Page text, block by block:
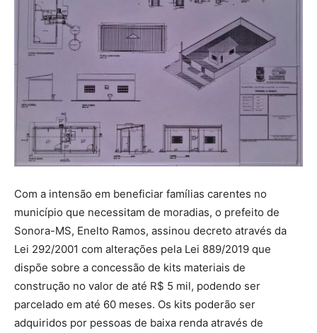
Com a intensão em beneficiar famílias carentes no
município que necessitam de moradias, o prefeito de
Sonora-MS, Enelto Ramos, assinou decreto através da
Lei 292/2001 com alterações pela Lei 889/2019 que
dispõe sobre a concessão de kits materiais de
construção no valor de até R$ 5 mil, podendo ser
parcelado em até 60 meses. Os kits poderão ser
adquiridos por pessoas de baixa renda através de